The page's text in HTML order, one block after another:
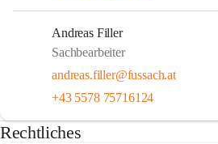
Andreas Filler
Sachbearbeiter
andreas.filler@fussach.at
+43 5578 75716124
Rechtliches